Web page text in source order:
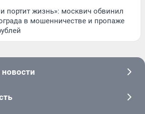
портит жизнь»: москвич обвинил
в мошенничестве и пропаже